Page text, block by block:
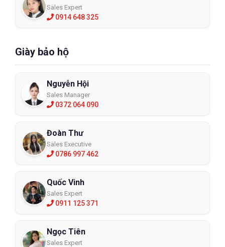
Sales Expert
0914 648 325
Giày bảo hộ
Nguyễn Hội
Sales Manager
0372 064 090
Đoàn Thư
Sales Executive
0786 997 462
Quốc Vinh
Sales Expert
0911 125 371
Ngọc Tiên
Sales Expert